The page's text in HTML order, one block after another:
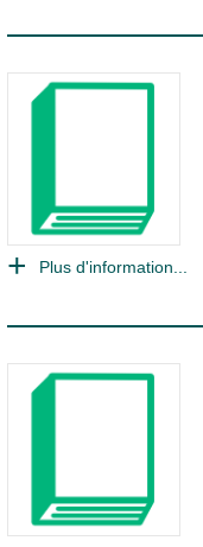
Plus d'information...